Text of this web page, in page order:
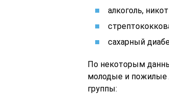
алкоголь,
сахарный
По некоторым
молодые и пожилые
группы: